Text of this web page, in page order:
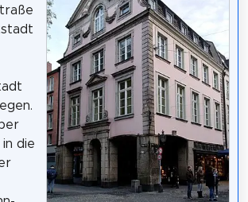
die